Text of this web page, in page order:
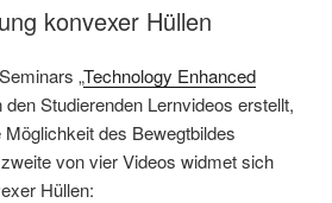
konvexer Hüllen
„Technology Enhanced
den Studierenden Lernvideos erstellt,
des Bewegtbildes
von vier Videos widmet sich
Hüllen: